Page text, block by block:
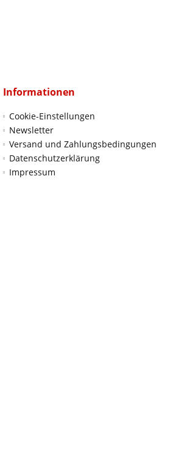
Informationen
Cookie-Einstellungen
Newsletter
Versand und Zahlungsbedingungen
Datenschutzerklärung
Impressum